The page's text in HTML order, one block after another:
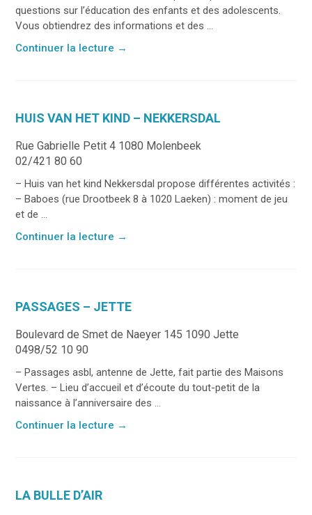
questions sur l’éducation des enfants et des adolescents.
Vous obtiendrez des informations et des ...
Continuer la lecture →
HUIS VAN HET KIND – NEKKERSDAL
Rue Gabrielle Petit 4 1080 Molenbeek
02/421 80 60
– Huis van het kind Nekkersdal propose différentes activités :
– Baboes (rue Drootbeek 8 à 1020 Laeken) : moment de jeu
et de ...
Continuer la lecture →
PASSAGES – JETTE
Boulevard de Smet de Naeyer 145 1090 Jette
0498/52 10 90
– Passages asbl, antenne de Jette, fait partie des Maisons
Vertes. – Lieu d’accueil et d’écoute du tout-petit de la
naissance à l’anniversaire des ...
Continuer la lecture →
LA BULLE D’AIR